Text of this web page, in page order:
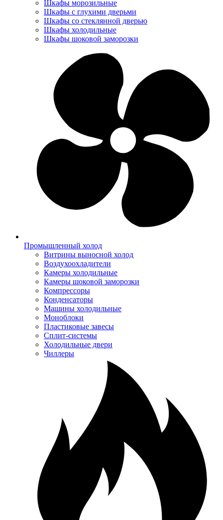
Шкафы морозильные
Шкафы с глухими дверьми
Шкафы со стеклянной дверью
Шкафы холодильные
Шкафы шоковой заморозки
Промышленный холод
Витрины выносной холод
Воздухоохладители
Камеры холодильные
Камеры шоковой заморозки
Компрессоры
Конденсаторы
Машины холодильные
Моноблоки
Пластиковые завесы
Сплит-системы
Холодильные двери
Чиллеры